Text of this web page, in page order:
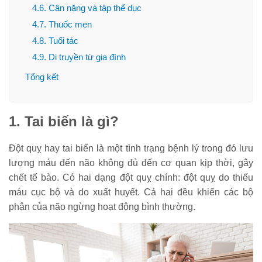
4.6. Cân nặng và tập thể dục
4.7. Thuốc men
4.8. Tuổi tác
4.9. Di truyền từ gia đình
Tổng kết
1. Tai biến là gì?
Đột quỵ hay tai biến là một tình trạng bệnh lý trong đó lưu
lượng máu đến não không đủ đến cơ quan kịp thời, gây
chết tế bào. Có hai dạng đột quỵ chính: đột quỵ do thiếu
máu cục bộ và do xuất huyết. Cả hai đều khiến các bộ
phận của não ngừng hoạt động bình thường.